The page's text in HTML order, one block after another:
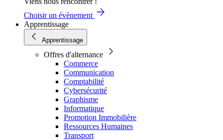
Choisir un évènement
Apprentissage
Apprentissage
Offres d'alternance
Commerce
Communication
Comptabilité
Cybersécurité
Graphisme
Informatique
Promotion Immobilière
Ressources Humaines
Transport